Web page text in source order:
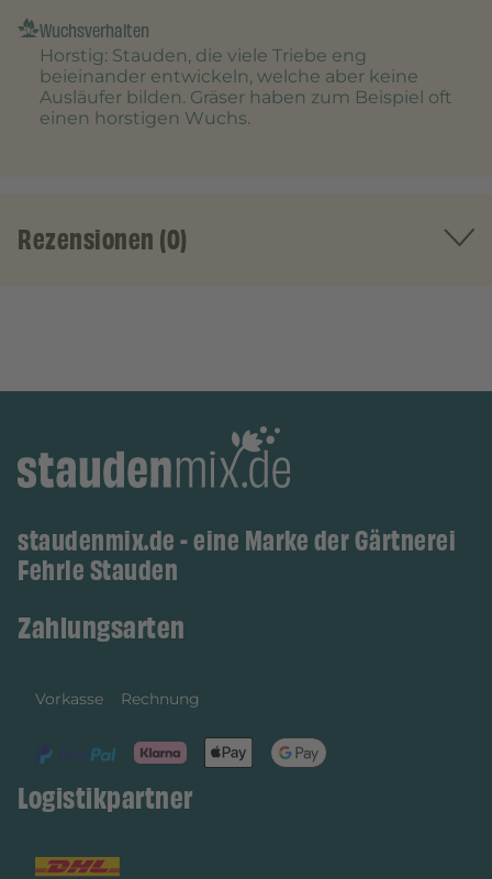
Wuchsverhalten
Horstig: Stauden, die viele Triebe eng
beieinander entwickeln, welche aber keine
Ausläufer bilden. Gräser haben zum Beispiel oft
einen horstigen Wuchs.
Rezensionen (0)
staudenmix.de - eine Marke der Gärtnerei
Fehrle Stauden
Zahlungsarten
Vorkasse Rechnung
Logistikpartner